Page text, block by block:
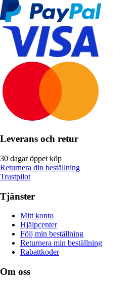
Leverans och retur
30 dagar öppet köp
Returnera din beställning
Trustpilot
Tjänster
Mitt konto
Hjälpcenter
Följ min beställning
Returnera min beställning
Rabattkoder
Om oss